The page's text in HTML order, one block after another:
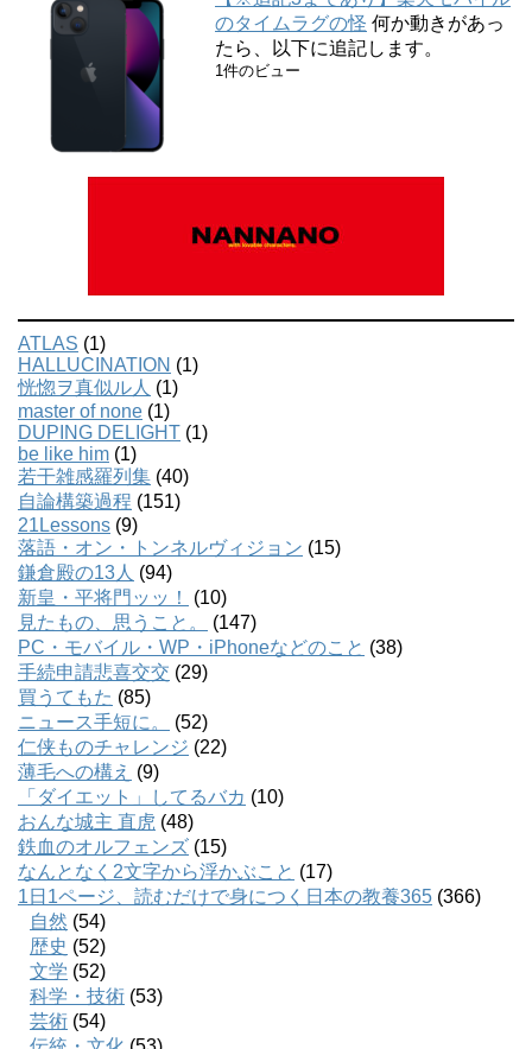
のタイムラグの怪 何か動きがあっ
たら、以下に追記します。
1件のビュー
ATLAS (1)
HALLUCINATION (1)
恍惚ヲ真似ル人 (1)
master of none (1)
DUPING DELIGHT (1)
be like him (1)
若干雑感羅列集 (40)
自論構築過程 (151)
21Lessons (9)
落語・オン・トンネルヴィジョン (15)
鎌倉殿の13人 (94)
新皇・平将門ッッ！
(10)
見たもの、思うこと。
(147)
PC・モバイル・WP・iPhoneなどのこと (38)
手続申請悲喜交交 (29)
買うてもた (85)
ニュース手短に。
(52)
仁侠ものチャレンジ (22)
薄毛への構え (9)
「ダイエット」してるバカ (10)
おんな城主 直虎 (48)
鉄血のオルフェンズ (15)
なんとなく2文字から浮かぶこと (17)
1日1ページ、読むだけで身につく日本の教養365 (366)
自然 (54)
歴史 (52)
文学 (52)
科学・技術 (53)
芸術 (54)